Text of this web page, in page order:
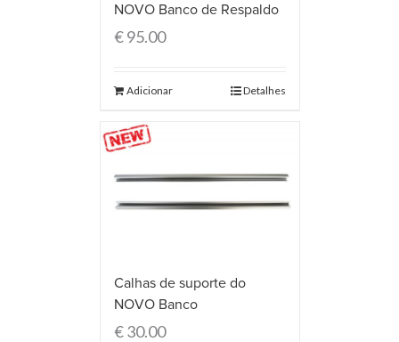
NOVO Banco de Respaldo
€95.00
Adicionar Detalhes
Calhas de suporte do
NOVO Banco
€30.00